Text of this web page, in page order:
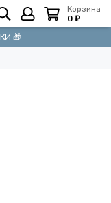
Корзина
0 ₽
🎁